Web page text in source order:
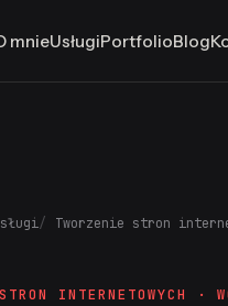
mnieUsługiPortfolioBlog
Tworzenie stron
INTERNETOWYCH ·